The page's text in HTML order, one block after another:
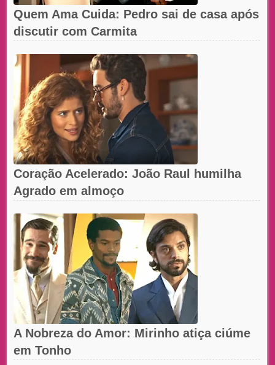
Quem Ama Cuida: Pedro sai de casa após
discutir com Carmita
Coração Acelerado: João Raul humilha
Agrado em almoço
A Nobreza do Amor: Mirinho atiça ciúme
em Tonho